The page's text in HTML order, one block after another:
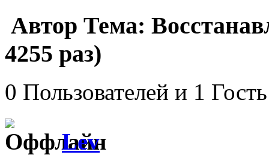
Автор Тема:
4255 раз)
0 Пользователей и 1
Lev